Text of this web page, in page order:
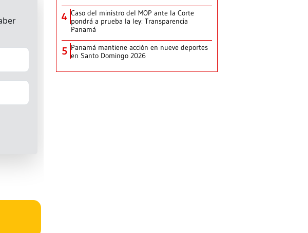
4 Caso del ministro del MOP ante la Corte
pondrá a prueba la ley: Transparencia
Panamá
5 Panamá mantiene acción en nueve deportes
en Santo Domingo 2026